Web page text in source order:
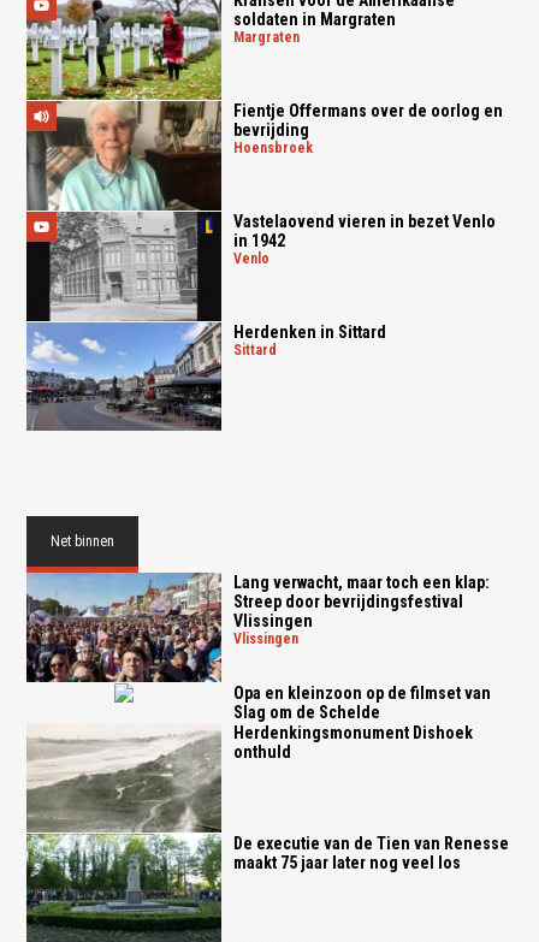
soldaten in Margraten
margraten
Fientje Offermans over de oorlog en
bevrijding
hoensbroek
Vastelaovend vieren in bezet Venlo
in 1942
venlo
Herdenken in Sittard
sittard
Net binnen
Lang verwacht, maar toch een klap:
Streep door bevrijdingsfestival
Vlissingen
vlissingen
Opa en kleinzoon op de filmset van
Slag om de Schelde
Herdenkingsmonument Dishoek
onthuld
De executie van de Tien van Renesse
maakt 75 jaar later nog veel los